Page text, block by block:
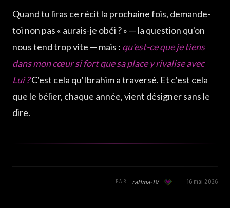
Quand tu liras ce récit la prochaine fois, demande-
toi non pas « aurais-je obéi ? » — la question qu'on
nous tend trop vite — mais : qu'est-ce que je tiens
dans mon cœur si fort que sa place y rivalise avec
Lui ?C'est cela qu'Ibrahim a traversé. Et c'est cela
que le bélier, chaque année, vient désigner sans le
dire.
PAR raHma-TV 16 mai 2026